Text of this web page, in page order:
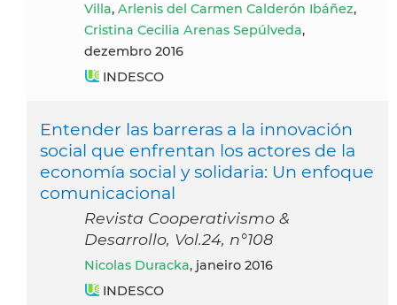
Villa, Arlenis del Carmen Calderón Ibáñez,
Cristina Cecilia Arenas Sepúlveda,
dezembro 2016
INDESCO
Entender las barreras a la innovación
social que enfrentan los actores de la
economía social y solidaria: Un enfoque
comunicacional
Revista Cooperativismo &
Desarrollo, Vol.24, n°108
Nicolas Duracka, janeiro 2016
INDESCO